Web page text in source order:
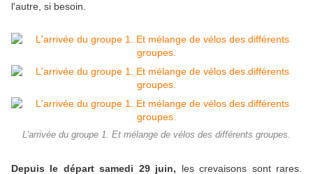
l'autre, si besoin.
L'arrivée du groupe 1. Et mélange de vélos des différents groupes.
Depuis le départ samedi 29 juin, les crevaisons sont rares.